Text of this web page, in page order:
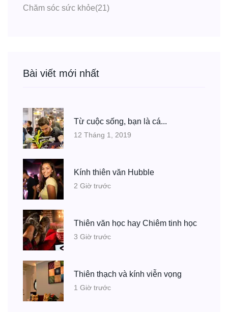
Chăm sóc sức khỏe(21)
Bài viết mới nhất
Từ cuộc sống, bạn là cá...
12 Tháng 1, 2019
Kính thiên văn Hubble
2 Giờ trước
Thiên văn học hay Chiêm tinh học
3 Giờ trước
Thiên thạch và kính viễn vọng
1 Giờ trước